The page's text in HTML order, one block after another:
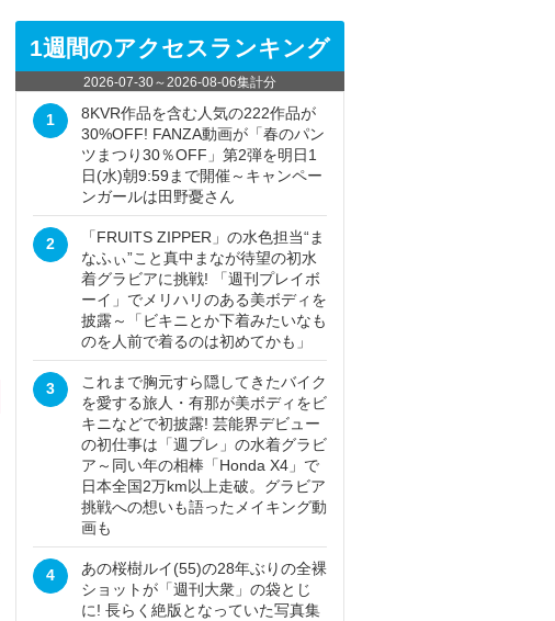
1週間のアクセスランキング
2026-07-30～2026-08-06集計分
1
8KVR作品を含む人気の222作品が
30%OFF! FANZA動画が「春のパン
ツまつり30％OFF」第2弾を明日1
日(水)朝9:59まで開催～キャンペー
ンガールは田野憂さん
2
「FRUITS ZIPPER」の水色担当“ま
なふぃ”こと真中まなが待望の初水
着グラビアに挑戦! 「週刊プレイボ
ーイ」でメリハリのある美ボディを
披露～「ビキニとか下着みたいなも
のを人前で着るのは初めてかも」
3
これまで胸元すら隠してきたバイク
を愛する旅人・有那が美ボディをビ
キニなどで初披露! 芸能界デビュー
の初仕事は「週プレ」の水着グラビ
ア～同い年の相棒「Honda X4」で
日本全国2万km以上走破。グラビア
挑戦への想いも語ったメイキング動
画も
4
あの桜樹ルイ(55)の28年ぶりの全裸
ショットが「週刊大衆」の袋とじ
に! 長らく絶版となっていた写真集